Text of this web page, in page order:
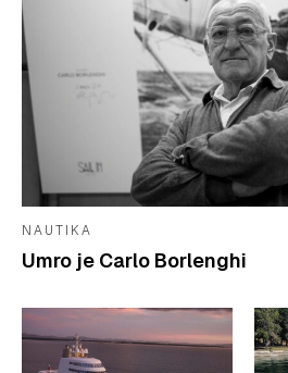
NAUTIKA
Umro je Carlo Borlenghi